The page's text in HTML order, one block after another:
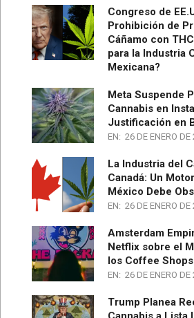
Congreso de
Prohibición de
Cáñamo con
para la Industria
Mexicana?
Meta Suspende
Cannabis en
Justificación en
EN: 26 DE ENERO DE
La Industria del
Canadá: Un
México Debe
EN: 26 DE ENERO DE
Amsterdam
Netflix sobre el
los Coffee
EN: 26 DE ENERO DE
Trump Planea